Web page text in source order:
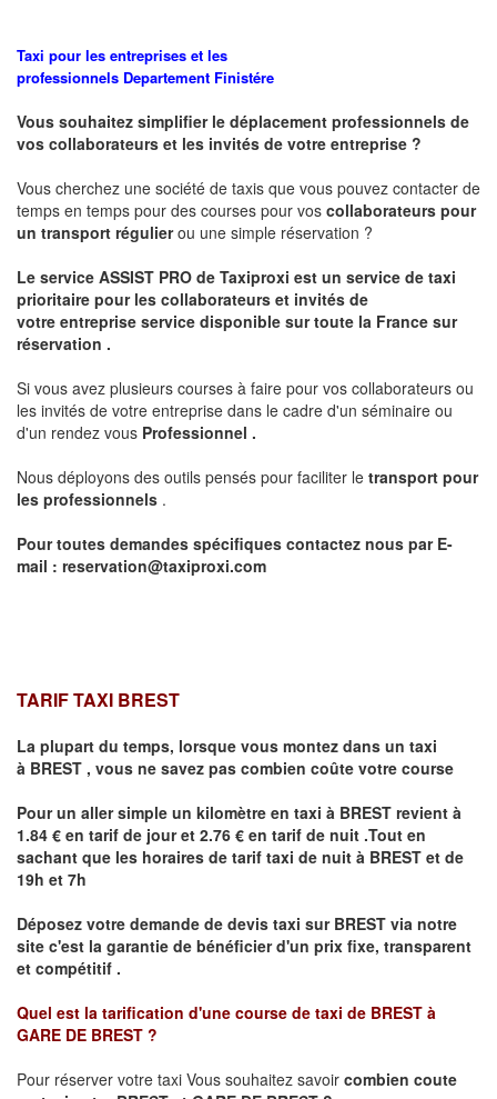
Taxi pour les entreprises et les
professionnels Departement Finistére
Vous souhaitez simplifier le déplacement professionnels de
vos collaborateurs et les invités de votre entreprise ?
Vous cherchez une société de taxis que vous pouvez contacter de
temps en temps pour des courses pour vos collaborateurs pour
un transport régulierou une simple réservation ?
Le service ASSIST PRO de Taxiproxi est un service de taxi
prioritaire pour les collaborateurs et invités de
votre entreprise service disponible sur toute la France sur
réservation .
Si vous avez plusieurs courses à faire pour vos collaborateurs ou
les invités de votre entreprise dans le cadre d'un séminaire ou
d'un rendez vous Professionnel .
Nous déployons des outils pensés pour faciliter le transport pour
les professionnels .
Pour toutes demandes spécifiques contactez nous par E-
mail : reservation@taxiproxi.com
TARIF TAXI BREST
La plupart du temps, lorsque vous montez dans un taxi
à BREST , vous ne savez pas combien coûte votre course
Pour un aller simple un kilomètre en taxi à BREST revient à
1.84 € en tarif de jour et 2.76 € en tarif de nuit .Tout en
sachant que les horaires de tarif taxi de nuit à BREST et de
19h et 7h
Déposez votre demande de devis taxi sur BREST via notre
site c'est la garantie de bénéficier d'un prix fixe, transparent
et compétitif .
Quel est la tarification d'une course de taxi de BREST à
GARE DE BREST ?
Pour réserver votre taxi Vous souhaitez savoir combien coute